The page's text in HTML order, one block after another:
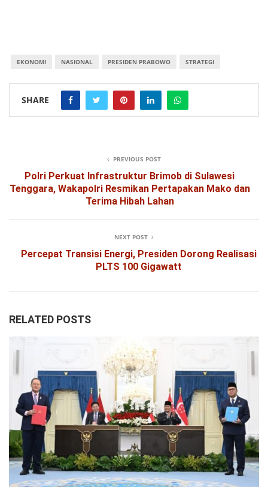
EKONOMI NASIONAL PRESIDEN PRABOWO STRATEGI
SHARE
PREVIOUS POST
Polri Perkuat Infrastruktur Brimob di Sulawesi
Tenggara, Wakapolri Resmikan Pertapakan Mako dan
Terima Hibah Lahan
NEXT POST
Percepat Transisi Energi, Presiden Dorong Realisasi
PLTS 100 Gigawatt
RELATED POSTS